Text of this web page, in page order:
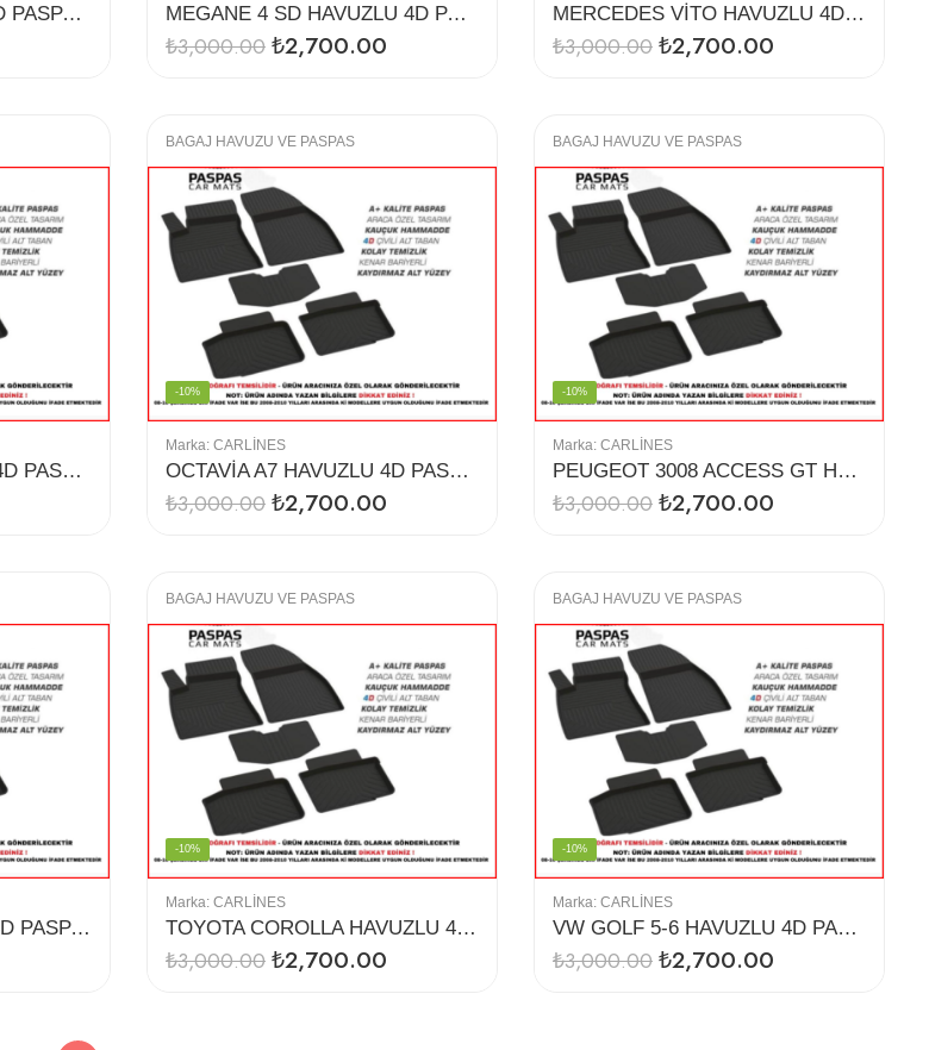
LEON MK2 HAVUZLU 4D PASPAS (2012-) MEGANE 4 SD HAVUZLU 4D PASPAS
₺3,000.00₺2,700.00
MERCEDES VİTO HAVUZLU 4D PASPAS (16-19)
₺3,000.00₺2,700.00
OCTAVİA A5 HAVUZLU 4D PASPAS
BAGAJ HAVUZU VE PASPAS
Marka: CARLINES
OCTAVİA A7 HAVUZLU 4D PASPAS (2015)
-10%
₺3,000.00₺2,700.00
BAGAJ HAVUZU VE PASPAS
Marka: CARLINES
PEUGEOT 3008 ACCESS GT HAVUZLU 4D PASPAS
-10%
₺3,000.00₺2,700.00
SPORTAGE HAVUZLU 4D PASPAS (2010)
BAGAJ HAVUZU VE PASPAS
Marka: CARLINES
TOYOTA COROLLA HAVUZLU 4D PASPAS (13-18)
-10%
₺3,000.00₺2,700.00
BAGAJ HAVUZU VE PASPAS
Marka: CARLINES
VW GOLF 5-6 HAVUZLU 4D PASPAS
-10%
₺3,000.00₺2,700.00